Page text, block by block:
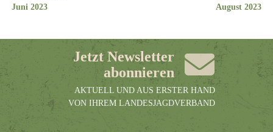
Juni 2023 August 2023
Jetzt Newsletter
abonnieren
AKTUELL UND AUS ERSTER HAND
VON IHREM LANDESJAGDVERBAND